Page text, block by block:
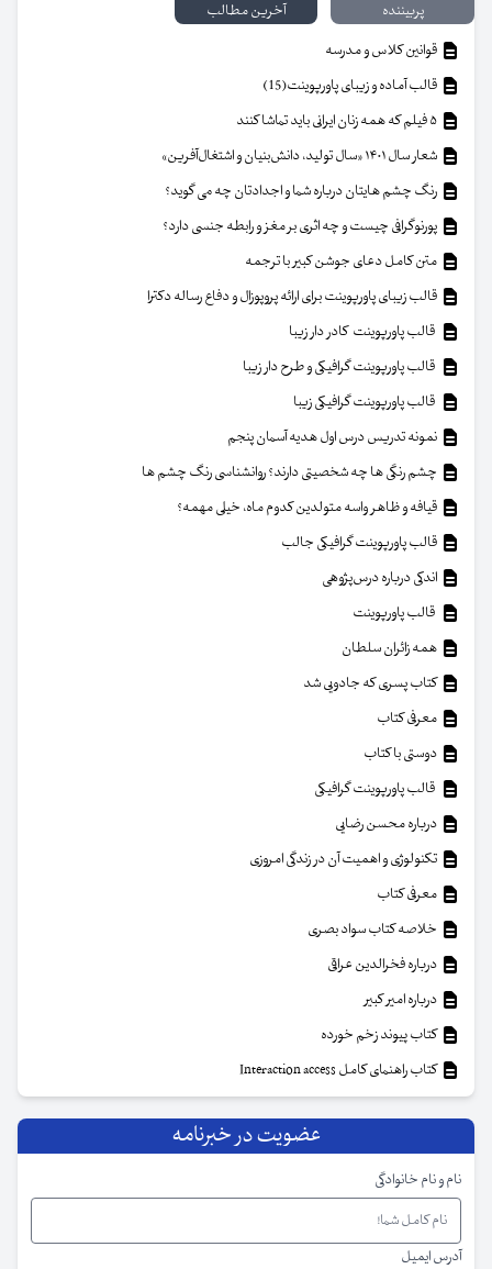
پربیننده
آخرین مطالب
قوانین کلاس و مدرسه
قالب آماده و زیبای پاورپوینت(15)
شعار سال ۱۴۰۱ «سال تولید، دانش‌بنیان و اشتغال‌آفرین»
رنگ چشم هایتان درباره شما و اجدادتان چه می گوید؟
پورنوگرافی چیست و چه اثری بر مغز و رابطه جنسی دارد؟
متن کامل دعای جوشن کبیر با ترجمه
قالب زیبای پاورپوینت برای ارائه پروپوزال و دفاع رساله دکترا
قالب پاورپوینت کادر دار زیبا
قالب پاورپوینت گرافیکی و طرح دار زیبا
قالب پاورپوینت گرافیکی زیبا
نمونه تدریس درس اول هدیه آسمان پنجم
چشم رنگی ها چه شخصیتی دارند؟ روانشناسی رنگ چشم ها
قیافه و ظاهر واسه متولدین کدوم ماه، خیلی مهمه؟
قالب پاورپوینت گرافیکی جالب
اندکی درباره درس‌پژوهی
قالب پاورپوینت
همه زائران سلطان
کتاب پسری که جادویی شد
معرفی کتاب
دوستی با کتاب
قالب پاورپوینت گرافیکی
درباره محسن رضایی
تکنولوژی و اهمیت آن در زندگی امروزی
معرفی کتاب
خلاصه کتاب سواد بصری
درباره فخرالدین عراقی
درباره امیر کبیر
کتاب پیوند زخم خورده
کتاب راهنمای کامل Interaction access
عضویت در خبرنامه
نام و نام خانوادگی
آدرس ایمیل